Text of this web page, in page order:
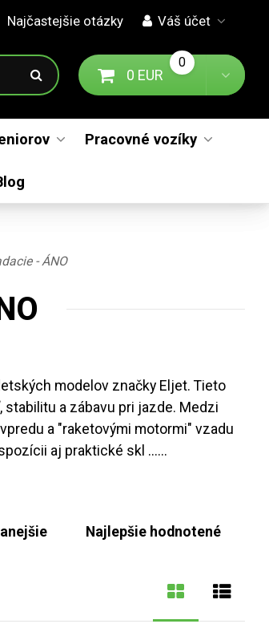
Najčastejšie otázky Váš účet
Prejsť na košík
0 EUR
0
Pracovné vozíky
- ÁNO
modelov značky Eljet. Tieto
a zábavu pri jazde. Medzi
a "raketovými motormi" vzadu
aj praktické skl ......
Najlepšie hodnotené